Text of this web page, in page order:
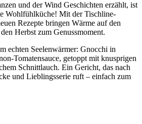
und der Wind Geschichten erzählt, ist
Wohlfühlküche! Mit der Tischline-
Rezepte bringen Wärme auf den
Herbst zum Genussmoment.
echten Seelenwärmer: Gnocchi in
Tomatensauce, getoppt mit knusprigen
Schnittlauch. Ein Gericht, das nach
und Lieblingsserie ruft – einfach zum